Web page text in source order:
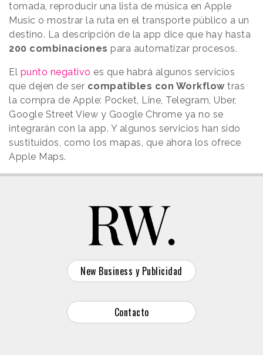
tomada, reproducir una lista de música en Apple
Music o mostrar la ruta en el transporte público a un
destino. La descripción de la app dice que hay hasta
200 combinaciones para automatizar procesos.
El punto negativo es que habrá algunos servicios
que dejen de ser compatibles con Workflowtras
la compra de Apple: Pocket, Line, Telegram, Uber,
Google Street View y Google Chrome ya no se
integrarán con la app. Y algunos servicios han sido
sustituidos, como los mapas, que ahora los ofrece
Apple Maps.
New Business y Publicidad
Contacto